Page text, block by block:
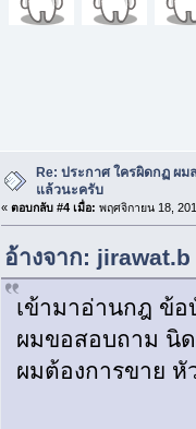
Re: ประกาศ ใครผิดกฏ ผ
แล้วนะครับ
« ตอบกลับ #4 เมื่อ: พฤศจิกายน 18,
อ้างจาก:
เข้ามาอ่านกฎ ข้อ
ผมขอสอบถาม นิ
ผมต้องการขาย หั